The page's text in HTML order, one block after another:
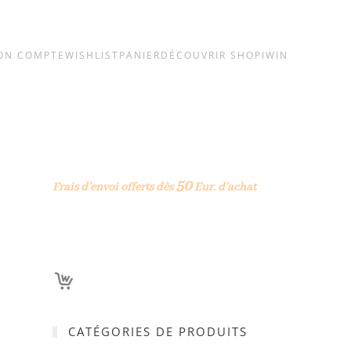
COMPTEWISHLISTPANIERDÉCOUVRIR SHOPIWIN
Frais d’envoi offerts dès50Eur. d’achat
CATÉGORIES DE PRODUITS